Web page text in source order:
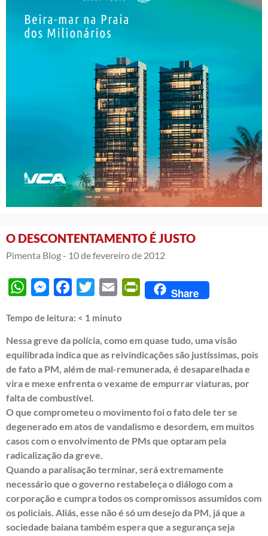
O DESCONTENTAMENTO É JUSTO
Pimenta Blog - 10 de fevereiro de 2012
WhatsAppMessengerFacebook
Twitter Email PrintFriendly
Share
Tempo de leitura: < 1 minuto
Nessa greve da polícia, como em quase tudo, uma visão
equilibrada indica que as reivindicações são justíssimas, pois
de fato a PM, além de mal-remunerada, é desaparelhada e
vira e mexe enfrenta o vexame de empurrar viaturas, por
falta de combustível.
O que comprometeu o movimento foi o fato dele ter se
degenerado em atos de vandalismo e desordem, em muitos
casos com o envolvimento de PMs que optaram pela
radicalização da greve.
Quando a paralisação terminar, será extremamente
necessário que o governo restabeleça o diálogo com a
corporação e cumpra todos os compromissos assumidos com
os policiais. Aliás, esse não é só um desejo da PM, já que a
sociedade baiana também espera que a segurança seja